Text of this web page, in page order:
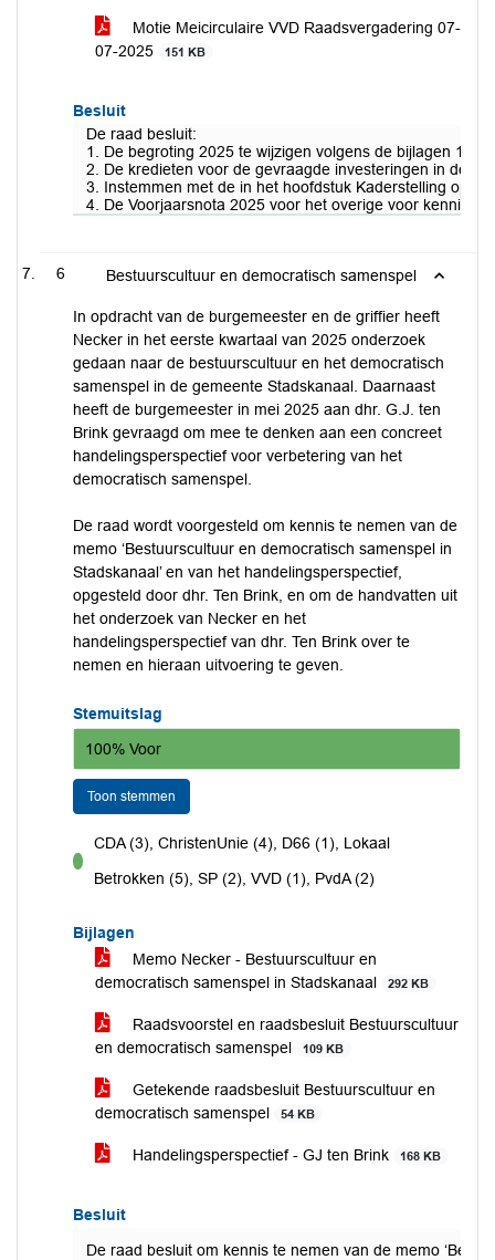
Motie Meicirculaire VVD Raadsvergadering 07-
07-2025
151 KB
Besluit
De raad besluit:
1. De begroting 2025 te wijzigen volgens de bijlagen 1 en
2. De kredieten voor de gevraagde investeringen in de
3. Instemmen met de in het hoofdstuk Kaderstelling
4. De Voorjaarsnota 2025 voor het overige voor
6 Bestuurscultuur en democratisch samenspel
In opdracht van de burgemeester en de griffier heeft
Necker in het eerste kwartaal van 2025 onderzoek
gedaan naar de bestuurscultuur en het democratisch
samenspel in de gemeente Stadskanaal. Daarnaast
heeft de burgemeester in mei 2025 aan dhr. G.J. ten
Brink gevraagd om mee te denken aan een concreet
handelingsperspectief voor verbetering van het
democratisch samenspel.
De raad wordt voorgesteld om kennis te nemen van de
memo ‘Bestuurscultuur en democratisch samenspel in
Stadskanaal’ en van het handelingsperspectief,
opgesteld door dhr. Ten Brink, en om de handvatten uit
het onderzoek van Necker en het
handelingsperspectief van dhr. Ten Brink over te
nemen en hieraan uitvoering te geven.
Stemuitslag
100% Voor
Toon stemmen
voor
CDA (3), ChristenUnie (4), D66 (1), Lokaal
Betrokken (5), SP (2), VVD (1), PvdA (2)
Bijlagen
Memo Necker - Bestuurscultuur en
democratisch samenspel in Stadskanaal
292 KB
Raadsvoorstel en raadsbesluit Bestuurscultuur
en democratisch samenspel
109 KB
Getekende raadsbesluit Bestuurscultuur en
democratisch samenspel
54 KB
Handelingsperspectief - GJ ten Brink 168 KB
Besluit
De raad besluit om kennis te nemen van de memo